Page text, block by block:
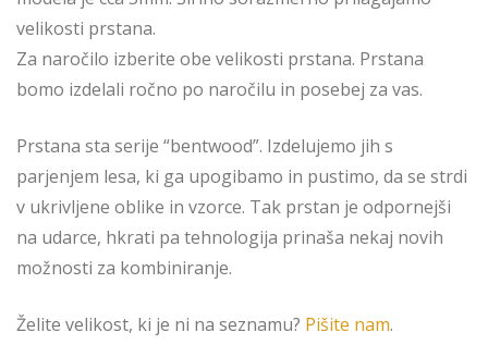
velikosti prstana.
Za naročilo izberite obe velikosti prstana. Prstana
bomo izdelali ročno po naročilu in posebej za vas.
Prstana sta serije “bentwood”. Izdelujemo jih s
parjenjem lesa, ki ga upogibamo in pustimo, da se strdi
v ukrivljene oblike in vzorce. Tak prstan je odpornejši
na udarce, hkrati pa tehnologija prinaša nekaj novih
možnosti za kombiniranje.
Želite velikost, ki je ni na seznamu? Pišite nam.